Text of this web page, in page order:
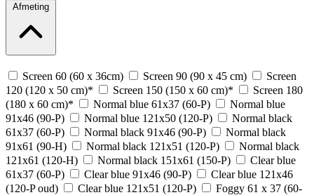
Afmeting
Screen 60 (60 x 36cm) Screen 90 (90 x 45 cm)
Screen
120 (120 x 50 cm)*
Screen 150 (150 x 60 cm)*
Screen 180
(180 x 60 cm)*
Normal blue 61x37 (60-P)
Normal blue
91x46 (90-P)
Normal blue 121x50 (120-P)
Normal black
61x37 (60-P)
Normal black 91x46 (90-P)
Normal black
91x61 (90-H)
Normal black 121x51 (120-P)
Normal black
121x61 (120-H)
Normal black 151x61 (150-P)
Clear blue
61x37 (60-P)
Clear blue 91x46 (90-P)
Clear blue 121x46
(120-P oud)
Clear blue 121x51 (120-P)
Foggy 61 x 37 (60-